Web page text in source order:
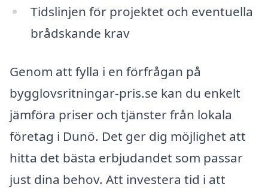
Tidslinjen för projektet och eventuella
brådskande krav
Genom att fylla i en förfrågan på
bygglovsritningar-pris.se kan du enkelt
jämföra priser och tjänster från lokala
företag i Dunö. Det ger dig möjlighet att
hitta det bästa erbjudandet som passar
just dina behov. Att investera tid i att